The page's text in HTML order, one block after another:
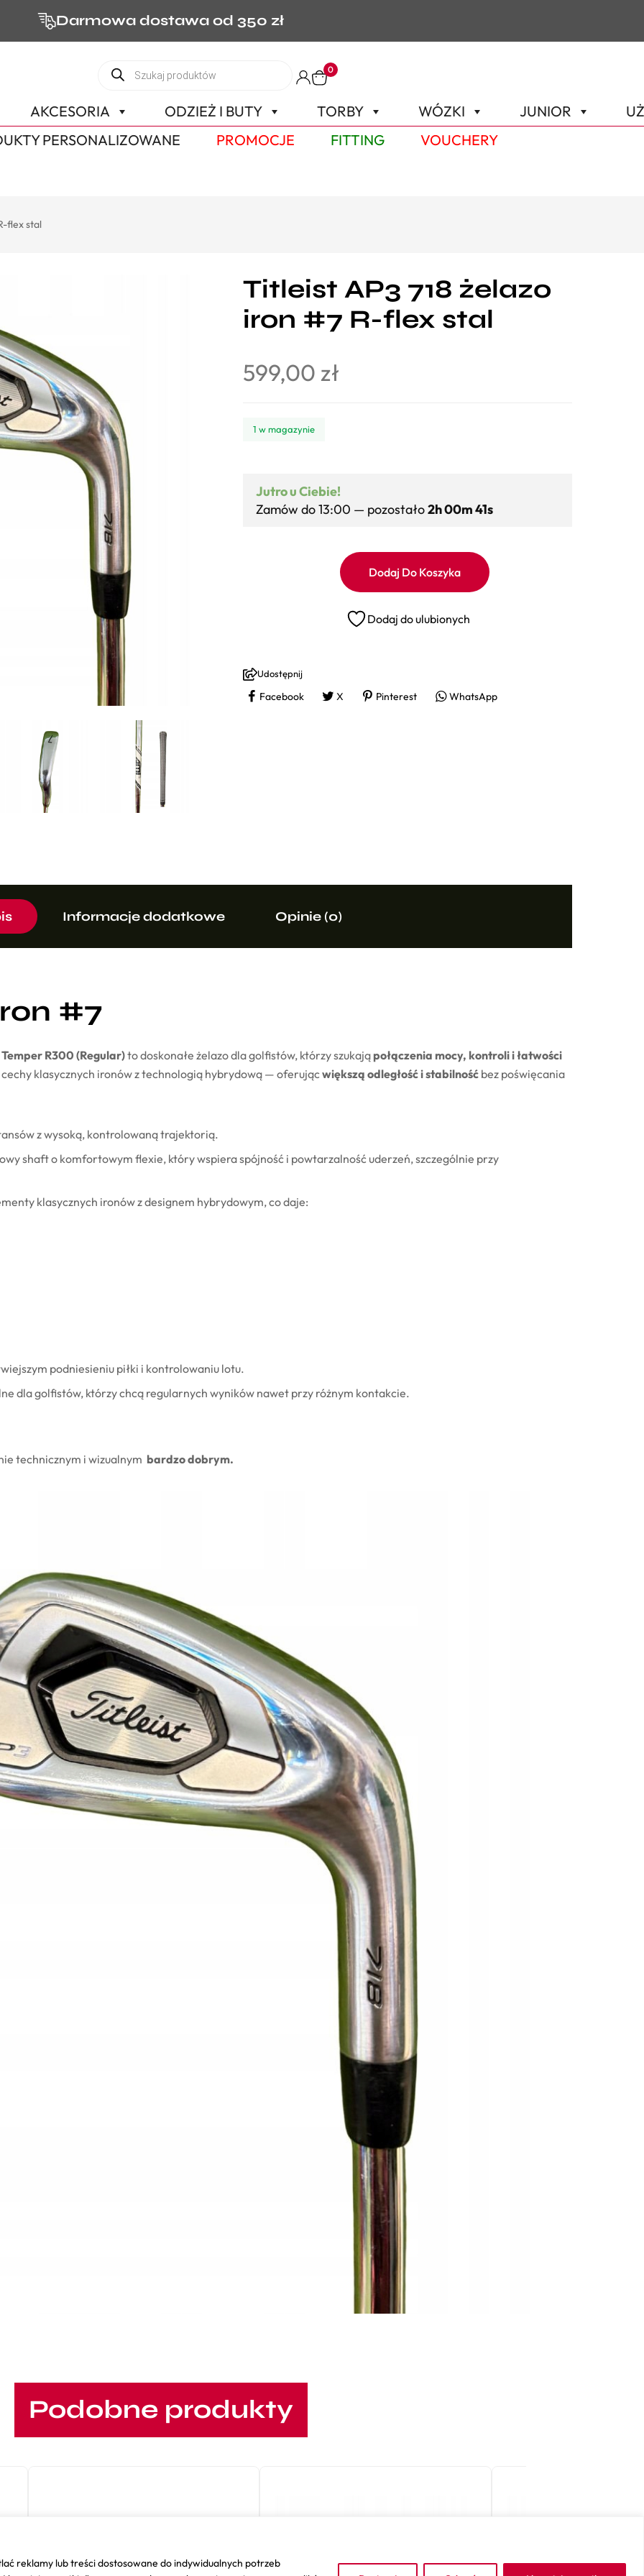
reklamy lub treści dostosowane do indywidualnych potrzeb
Darmowa dostawa od 350 zł
0
AKCESORIA ODZIEŻ I BUTY TORBY WÓZKI JUNIOR
PERSONALIZOWANE
PROMOCJE FITTING VOUCHERY
flex stal
Titleist AP3 718 żelazo
iron #7 R-flex stal
599,00 zł
1 w magazynie
Jutro u Ciebie!
Zamów do 13:00 — pozostało2h 00m 40s
Dodaj Do Koszyka
Dodaj do ulubionych
Udostępnij
Facebook X Pinterest WhatsApp
Informacje dodatkowe Opinie (0)
#7
R300 (Regular)to doskonałe żelazo dla golfistów, którzy szukają połączenia mocy, kontroli i łatwości
cechy klasycznych ironów z technologią hybrydową — oferującwiększą odległość i stabilność bez poświęcania
z wysoką, kontrolowaną trajektorią.
shaft o komfortowym flexie, który wspiera spójność i powtarzalność uderzeń, szczególnie przy
klasycznych ironów z designem hybrydowym, co daje:
podniesieniu piłki i kontrolowaniu lotu.
dla golfistów, którzy chcą regularnych wyników nawet przy różnym kontakcie.
technicznym i wizualnym bardzo dobrym.
Podobne produkty